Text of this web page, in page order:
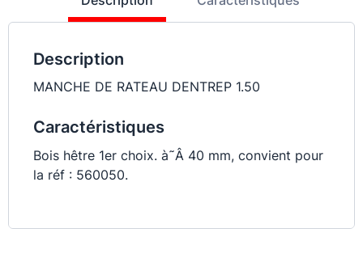
Description
MANCHE DE RATEAU DENTREP 1.50
Caractéristiques
Bois hêtre 1er choix. à˜Â 40 mm, convient pour
la réf : 560050.